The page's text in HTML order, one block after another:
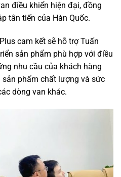
điều khiển hiện đại, đồng
tân tiến của Hàn Quốc.
cam kết sẽ hỗ trợ Tuấn
sản phẩm phù hợp với điều
nhu cầu của khách hàng
phẩm chất lượng và sức
dòng van khác.